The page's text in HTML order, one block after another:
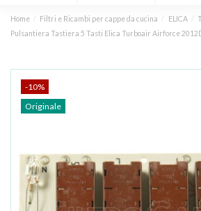
Home Filtri e Ricambi per cappe da cucina ELICA
Pulsantiera Tastiera 5 Tasti Elica Turboair Airforce
-10%
Originale